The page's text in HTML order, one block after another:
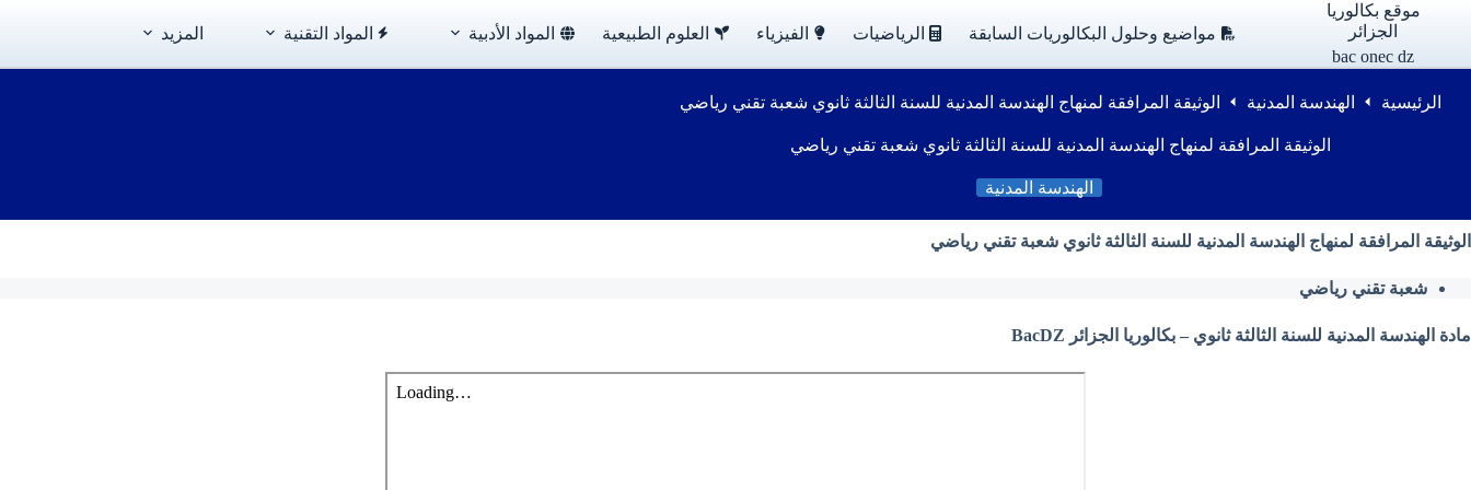
موقع بكالوريا
الجزائر
bac onec dz
مواضيع وحلول البكالوريات السابقة الرياضيات الفيزياء العلوم الطبيعية المواد الأدبية المواد التقنية المزيد
الرئيسية الهندسة المدنية الوثيقة المرافقة لمنهاج الهندسة المدنية للسنة الثالثة ثانوي شعبة تقني رياضي
الوثيقة المرافقة لمنهاج الهندسة المدنية للسنة الثالثة ثانوي شعبة تقني رياضي
الهندسة المدنية
الوثيقة المرافقة لمنهاج الهندسة المدنية للسنة الثالثة ثانوي شعبة تقني رياضي
شعبة تقني رياضي
مادة الهندسة المدنية للسنة الثالثة ثانوي – بكالوريا الجزائر BacDZ